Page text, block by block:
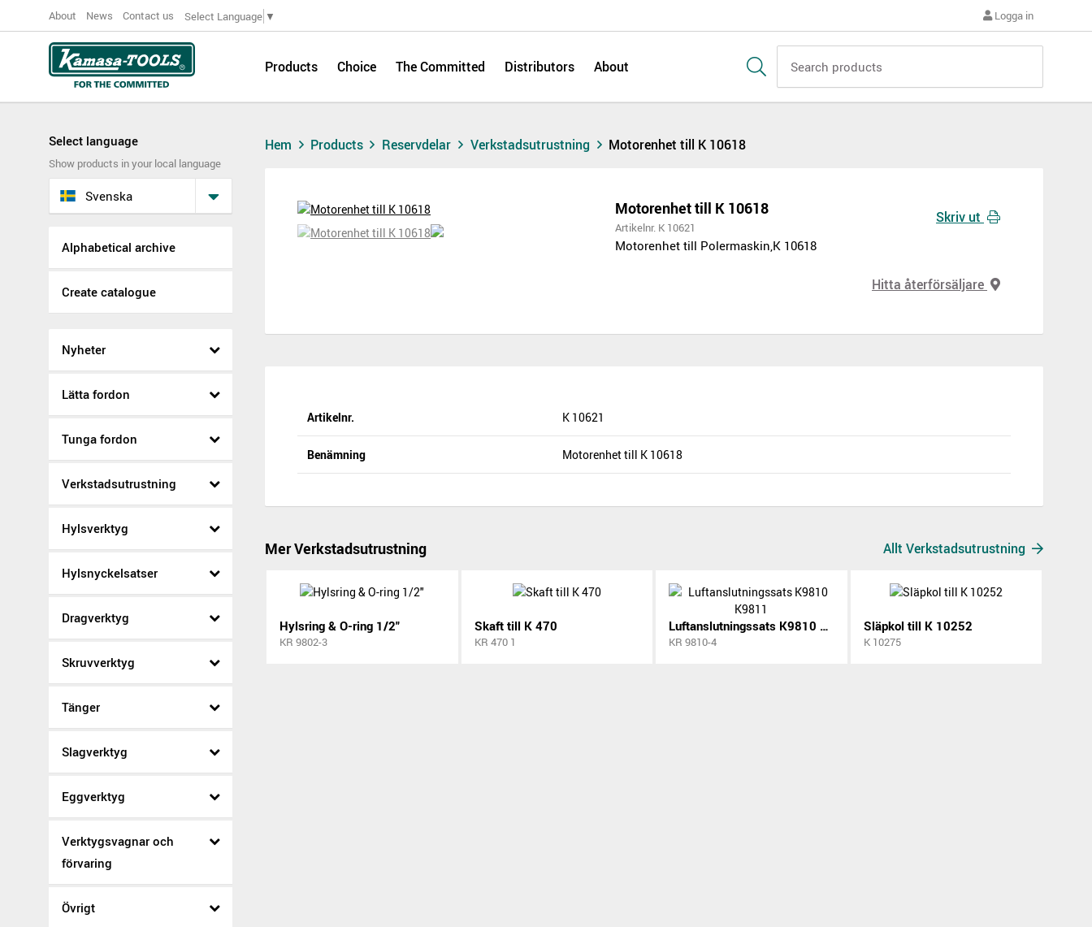
About News Contact us Select Language ▼ Logga in
Products Choice The Committed Distributors About
Select language
Show products in your local language
Svenska
Alphabetical archive
Create catalogue
Nyheter
Lätta fordon
Tunga fordon
Verkstadsutrustning
Hylsverktyg
Hylsnyckelsatser
Dragverktyg
Skruvverktyg
Tänger
Slagverktyg
Eggverktyg
Verktygsvagnar och
förvaring
Övrigt
Hem Products Reservdelar Verkstadsutrustning Motorenhet till K 10618
Motorenhet till K 10618
Artikelnr. K 10621
Motorenhet till Polermaskin,K 10618
Skriv ut
Hitta återförsäljare
Artikelnr. K 10621
Benämning Motorenhet till K 10618
Mer Verkstadsutrustning Allt Verkstadsutrustning
Hylsring & O-ring 1/2"
KR 9802-3
Skaft till K 470
KR 470 1
Luftanslutningssats K9810 K9811
KR 9810-4
Släpkol till K 10252
K 10275